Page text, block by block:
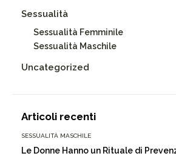
Sessualità
Sessualità Femminile
Sessualità Maschile
Uncategorized
Articoli recenti
SESSUALITÀ MASCHILE
Le Donne Hanno un Rituale di